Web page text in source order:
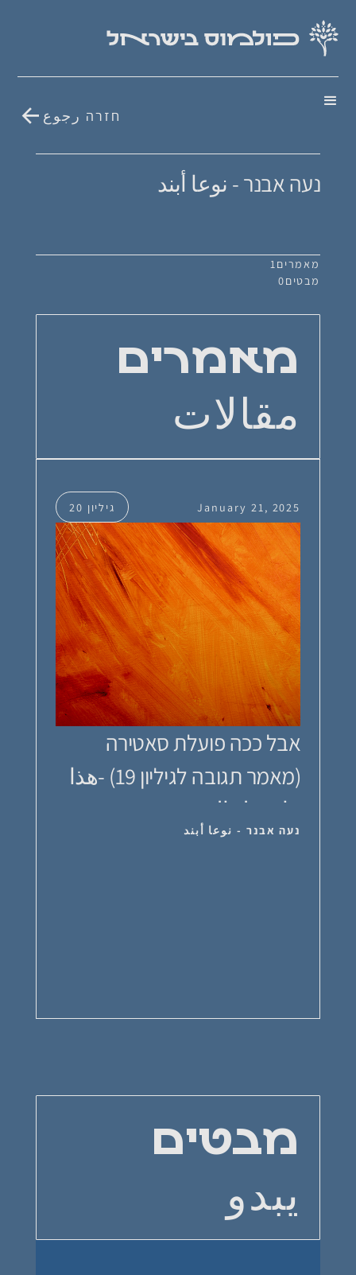
חזרה رجوع
נעה אבנר - نوعا أبند
מאמרים1
מבטים0
מאמרים
مقالات
January 21, 2025 גיליון 20
אבל ככה פועלת סאטירה
(מאמר תגובה לגיליון 19) -هذا
ما يعمل ال...
נעה אבנר - نوعا أبند
מבטים
يبدو